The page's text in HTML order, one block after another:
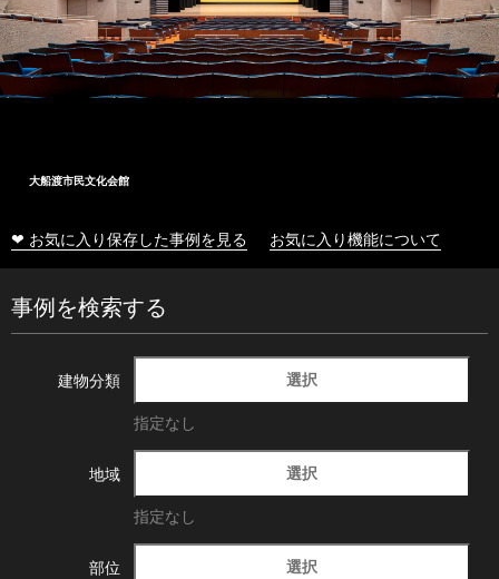
大船渡市民文化会館
❤ お気に入り保存した事例を見る お気に入り機能について
事例を検索する
建物分類 選択
指定なし
地域 選択
指定なし
部位 選択